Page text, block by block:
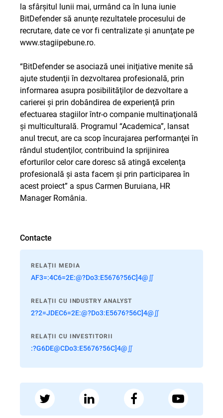
la sfârşitul lunii mai, urmând ca în luna iunie
BitDefender să anunţe rezultatele procesului de
recrutare, date ce vor fi centralizate şi anunţate pe
www.stagiipebune.ro.
“BitDefender se asociază unei iniţiative menite să
ajute studenţii în dezvoltarea profesională, prin
informarea asupra posibilităţilor de dezvoltare a
carierei şi prin dobândirea de experienţă prin
efectuarea stagiilor într-o companie multinaţională
şi multiculturală. Programul “Academica”, lansat
anul trecut, are ca scop încurajarea performanţei în
rândul studenţilor, contribuind la sprijinirea
eforturilor celor care doresc să atingă excelenţa
profesională şi asta facem şi prin participarea în
acest proiect” a spus Carmen Buruiana, HR
Manager România.
Contacte
RELAȚII MEDIA
AF3=:4C6=2E:@?Do3:E5676?56C]4@∬
RELAȚII CU INDUSTRY ANALYST
2?2=JDEC6=2E:@?Do3:E5676?56C]4@∬
RELAȚII CU INVESTITORII
:?G6DE@CDo3:E5676?56C]4@∬